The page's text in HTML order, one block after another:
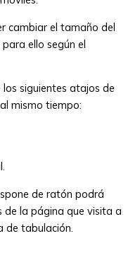
cambiar el tamaño del
ello según el
siguientes atajos de
mismo tiempo:
de ratón podrá
de la página que visita a
de tabulación.